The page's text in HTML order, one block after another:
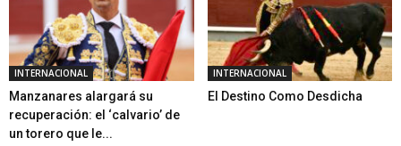
INTERNACIONAL
Manzanares alargará su
recuperación: el ‘calvario’ de
un torero que le...
INTERNACIONAL
El Destino Como Desdicha